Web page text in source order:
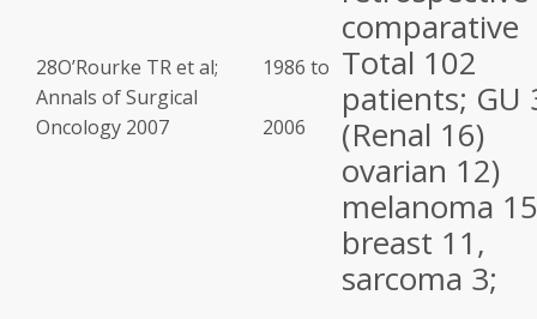
comparative
28O’Rourke TR et al;
Annals of Surgical
Oncology 2007
1986 to
2006
Total 102
patients; GU
(Renal 16)
ovarian 12)
melanoma
breast 11,
sarcoma 3;